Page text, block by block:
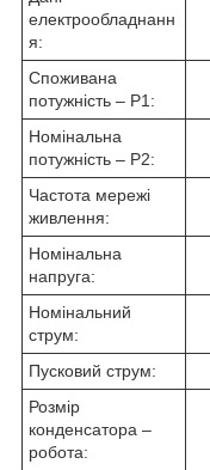
електрообладнанн
я:
Споживана
потужність – P1:
Номінальна
потужність – P2:
Частота мережі
живлення:
Номінальна
напруга:
Номінальний
струм:
Пусковий струм:
Розмір
конденсатора –
робота: